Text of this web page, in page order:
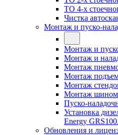
ТО 4-х
Чистка
Монтаж и пуско-
Монтаж и
Монтаж и
Монтаж
Монтаж
Монтаж
Монтаж
Пуско-
Установка
Energy
Обновления и